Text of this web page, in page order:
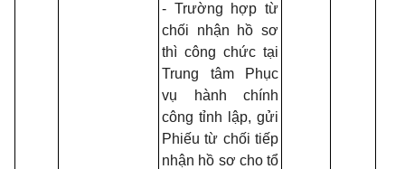
- Trường hợp từ
chối nhận hồ sơ
thì công chức tại
Trung tâm Phục
vụ hành chính
công tỉnh lập, gửi
Phiếu từ chối tiếp
nhận hồ sơ cho tổ